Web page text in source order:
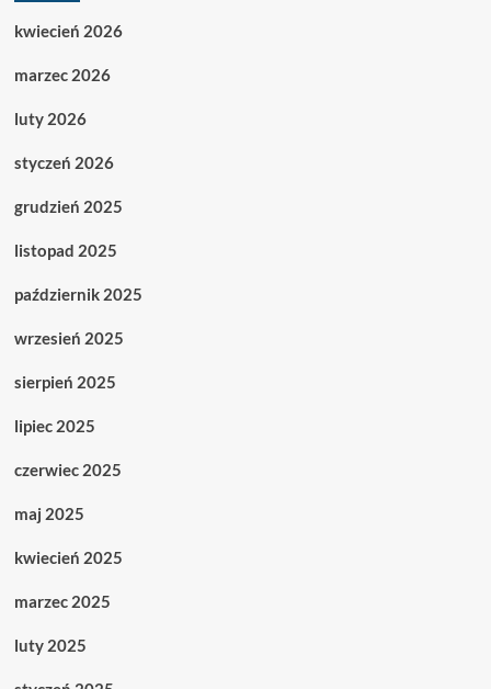
kwiecień 2026
marzec 2026
luty 2026
styczeń 2026
grudzień 2025
listopad 2025
październik 2025
wrzesień 2025
sierpień 2025
lipiec 2025
czerwiec 2025
maj 2025
kwiecień 2025
marzec 2025
luty 2025